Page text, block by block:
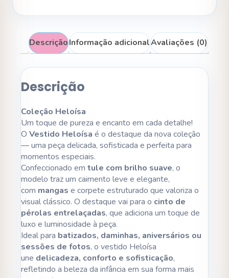
DescriçãoInformação adicionalAvaliações (0)
Descrição
Coleção Heloísa
Um toque de pureza e encanto em cada detalhe!
O Vestido Heloísa é o destaque da nova coleção
— uma peça delicada, sofisticada e perfeita para
momentos especiais.
Confeccionado em tule com brilho suave, o
modelo traz um caimento leve e elegante,
com mangas e corpete estruturado que valoriza o
visual clássico. O destaque vai para o cinto de
pérolas entrelaçadas, que adiciona um toque de
luxo e luminosidade à peça.
Ideal para batizados, daminhas, aniversários ou
sessões de fotos, o vestido Heloísa
une delicadeza, conforto e sofisticação,
refletindo a beleza da infância em sua forma mais